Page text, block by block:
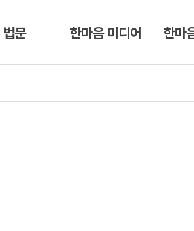
법문 한마음 미디어 한마